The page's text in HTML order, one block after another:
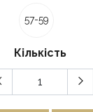
57-59
Кількість